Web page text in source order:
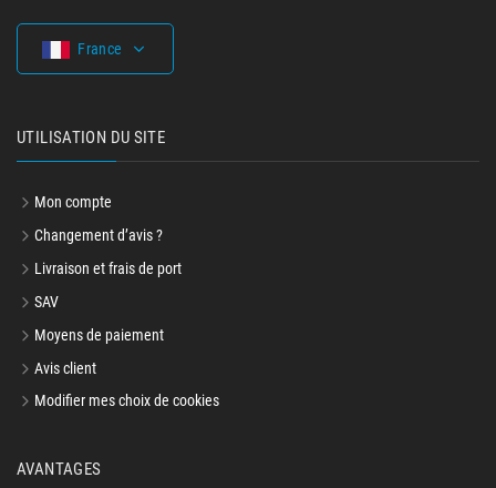
France
UTILISATION DU SITE
Mon compte
Changement d’avis ?
Livraison et frais de port
SAV
Moyens de paiement
Avis client
Modifier mes choix de cookies
AVANTAGES